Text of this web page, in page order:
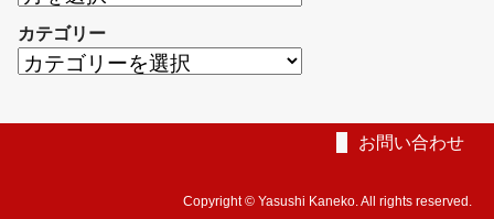
の
記
カテゴリー
カ
お問い合わせ
Copyright © Yasushi Kaneko. All rights reserved.